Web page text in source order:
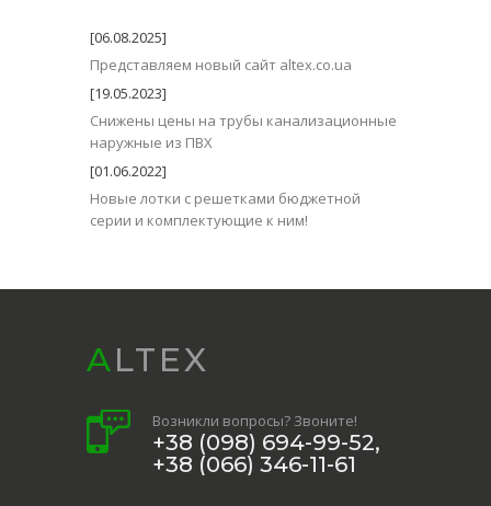
[06.08.2025]
Представляем новый сайт altex.co.ua
[19.05.2023]
Снижены цены на трубы канализационные
наружные из ПВХ
[01.06.2022]
Новые лотки с решетками бюджетной
серии и комплектующие к ним!
ALTEX
Возникли вопросы? Звоните!
+38 (098) 694-99-52,
+38 (066) 346-11-61